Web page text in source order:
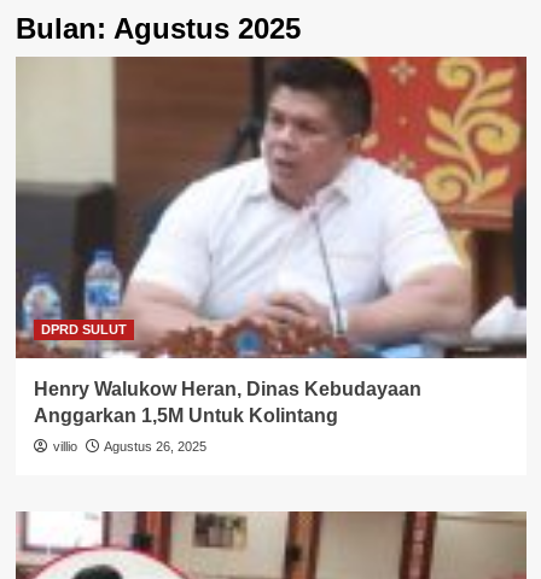
Bulan: Agustus 2025
DPRD SULUT
Henry Walukow Heran, Dinas Kebudayaan
Anggarkan 1,5M Untuk Kolintang
villio Agustus 26, 2025